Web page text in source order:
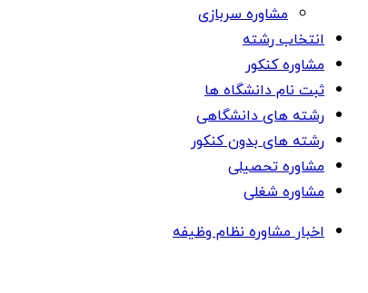
مشاوره سربازی
انتخاب رشته
مشاوره کنکور
ثبت نام دانشگاه ها
رشته های دانشگاهی
رشته های بدون کنکور
مشاوره تحصیلی
مشاوره شغلی
اخبار مشاوره نظام وظیفه